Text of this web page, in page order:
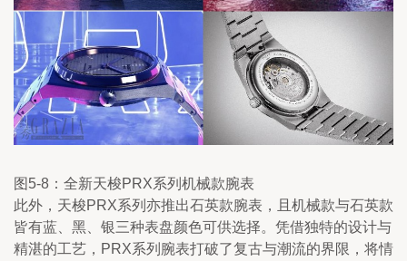
图5-8：全新天梭PRX系列机械款腕表
此外，天梭PRX系列亦推出石英款腕表，且机械款与石英款
皆有蓝、黑、银三种表盘颜色可供选择。凭借独特的设计与
精湛的工艺，PRX系列腕表打破了复古与潮流的界限，将情